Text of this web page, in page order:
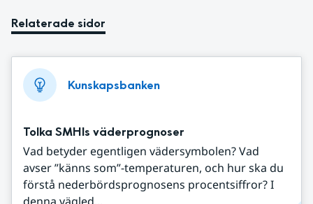
Relaterade sidor
Kunskapsbanken
Tolka SMHIs väderprognoser
Vad betyder egentligen vädersymbolen? Vad
avser ”känns som”-temperaturen, och hur ska du
förstå nederbördsprognosens procentsiffror? I